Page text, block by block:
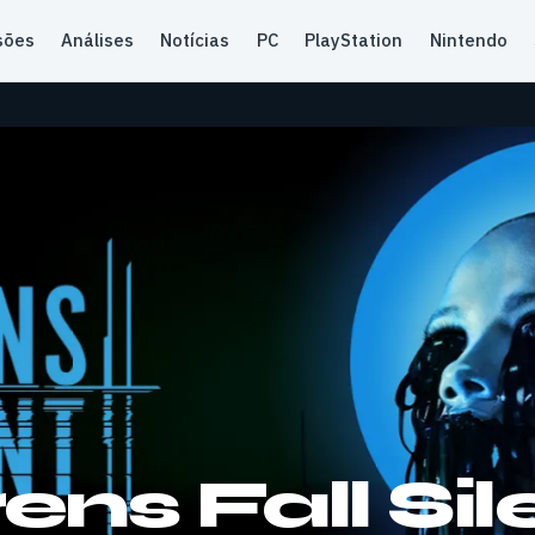
Análises Notícias PC PlayStation Nintendo
Fall